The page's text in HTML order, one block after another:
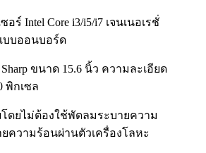
อร์ Intel Core i3/i5/i7 เจนเนอเรชั่
บบออนบอร์ด
Sharp ขนาด 15.6 นิ้ว ความละเอียด
พิกเซล
ดยไม่ต้องใช้พัดลมระบายความ
ความร้อนผ่านตัวเครื่องโลหะ